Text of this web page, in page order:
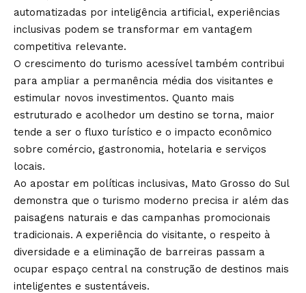
automatizadas por inteligência artificial, experiências
inclusivas podem se transformar em vantagem
competitiva relevante.
O crescimento do turismo acessível também contribui
para ampliar a permanência média dos visitantes e
estimular novos investimentos. Quanto mais
estruturado e acolhedor um destino se torna, maior
tende a ser o fluxo turístico e o impacto econômico
sobre comércio, gastronomia, hotelaria e serviços
locais.
Ao apostar em políticas inclusivas, Mato Grosso do Sul
demonstra que o turismo moderno precisa ir além das
paisagens naturais e das campanhas promocionais
tradicionais. A experiência do visitante, o respeito à
diversidade e a eliminação de barreiras passam a
ocupar espaço central na construção de destinos mais
inteligentes e sustentáveis.